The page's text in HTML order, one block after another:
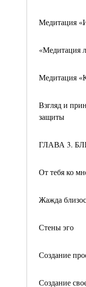
Медитация
«Медитация
Медитация
Взгляд и
защиты
ГЛАВА 3.
От тебя ко
Жажда
Стены эго
Создание
Создание